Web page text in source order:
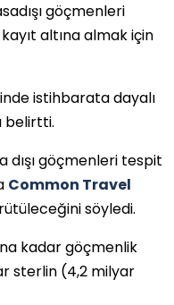
göçmenleri
altına almak için
istihbarata dayalı
belirtti.
dışı göçmenleri tespit
Common Travel
söyledi.
kadar göçmenlik
sterlin (4,2 milyar